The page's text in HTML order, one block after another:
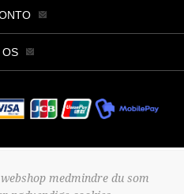
Alle rettigheder forbeholdt.
medmindre du som